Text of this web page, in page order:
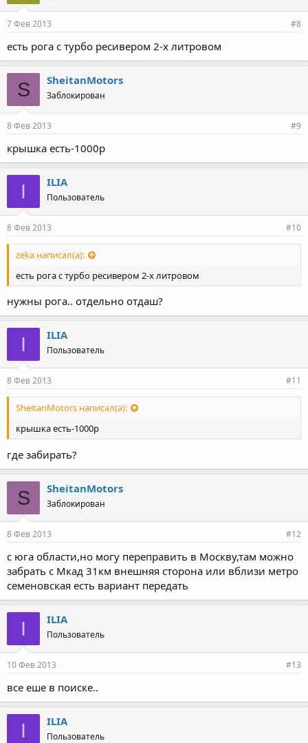
7 Фев 2013 #8
есть рога с турбо ресивером 2-х литровом
S SheitanMotors
Заблокирован
8 Фев 2013 #9
крышка есть-1000р
I ILIA
Пользователь
8 Фев 2013 #10
zeka написал(а):
есть рога с турбо ресивером 2-х литровом
нужны рога.. отдельно отдаш?
I ILIA
Пользователь
8 Фев 2013 #11
SheitanMotors написал(а):
крышка есть-1000р
где забирать?
S SheitanMotors
Заблокирован
8 Фев 2013 #12
с юга области,но могу переправить в Москву,там можно
забрать с Мкад 31км внешняя сторона или вблизи метро
семеновская есть вариант передать
I ILIA
Пользователь
10 Фев 2013 #13
все еше в поиске..
I ILIA
Пользователь